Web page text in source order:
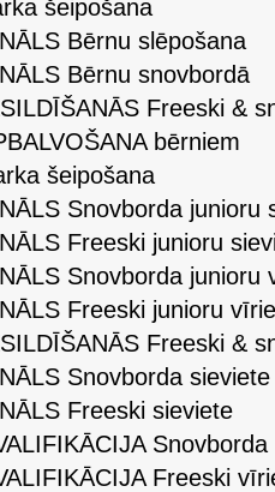
šeipošana
Bērnu slēpošana
Bērnu snovbordā
Freeski &
bērniem
šeipošana
Snovborda junioru
Freeski junioru
Snovborda junioru
Freeski junioru
Freeski &
Snovborda sieviete
Freeski sieviete
Freeski